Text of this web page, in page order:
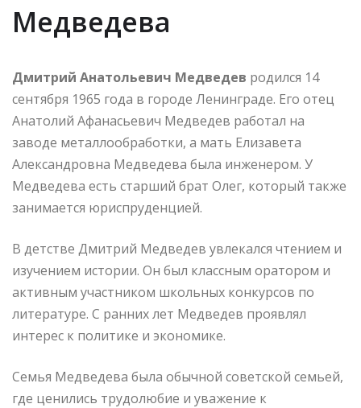
Медведева
Дмитрий Анатольевич Медведев родился 14
сентября 1965 года в городе Ленинграде. Его отец
Анатолий Афанасьевич Медведев работал на
заводе металлообработки, а мать Елизавета
Александровна Медведева была инженером. У
Медведева есть старший брат Олег, который также
занимается юриспруденцией.
В детстве Дмитрий Медведев увлекался чтением и
изучением истории. Он был классным оратором и
активным участником школьных конкурсов по
литературе. С ранних лет Медведев проявлял
интерес к политике и экономике.
Семья Медведева была обычной советской семьей,
где ценились трудолюбие и уважение к